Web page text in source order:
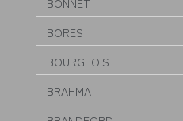
BONNET
BORES
BOURGEOIS
BRAHMA